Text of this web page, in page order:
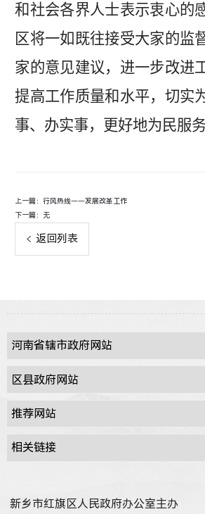
和社会各界人士表示衷心的
区将一如既往接受大家的监
家的意见建议，进一步改进
提高工作质量和水平，切实
事、办实事，
更好地为民服
上一篇：行风热线——发展改革工作
下一篇： 无
返回列表
新乡市红旗区人民政府办公室主办